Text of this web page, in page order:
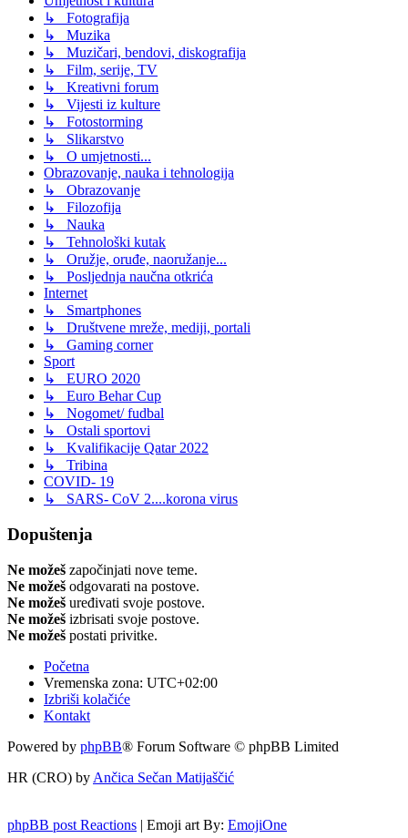
↳ Fotografija
↳ Muzika
↳ Muzičari, bendovi, diskografija
↳ Film, serije, TV
↳ Kreativni forum
↳ Vijesti iz kulture
↳ Fotostorming
↳ Slikarstvo
↳ O umjetnosti...
Obrazovanje, nauka i tehnologija
↳ Obrazovanje
↳ Filozofija
↳ Nauka
↳ Tehnološki kutak
↳ Oružje, oruđe, naoružanje...
↳ Posljednja naučna otkrića
Internet
↳ Smartphones
↳ Društvene mreže, mediji, portali
↳ Gaming corner
Sport
↳ EURO 2020
↳ Euro Behar Cup
↳ Nogomet/ fudbal
↳ Ostali sportovi
↳ Kvalifikacije Qatar 2022
↳ Tribina
COVID- 19
↳ SARS- CoV 2....korona virus
Dopuštenja
Ne možeš započinjati nove teme.
Ne možeš odgovarati na postove.
Ne možeš uređivati svoje postove.
Ne možeš izbrisati svoje postove.
Ne možeš postati privitke.
Početna
Vremenska zona: UTC+02:00
Izbriši kolačiće
Kontakt
Powered by phpBB® Forum Software © phpBB Limited
HR (CRO) by Ančica Sečan Matijaščić
phpBB post Reactions | Emoji art By: EmojiOne